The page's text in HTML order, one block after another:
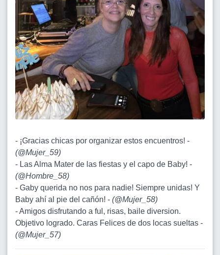
- ¡Gracias chicas por organizar estos encuentros! -
(@Mujer_59)
- Las Alma Mater de las fiestas y el capo de Baby! -
(@Hombre_58)
- Gaby querida no nos para nadie! Siempre unidas! Y
Baby ahí al pie del cañón! - (@Mujer_58)
- Amigos disfrutando a ful, risas, baile diversion.
Objetivo logrado. Caras Felices de dos locas sueltas -
(@Mujer_57)